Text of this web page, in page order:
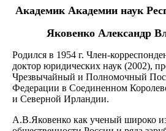
Академик Академии наук
Яковенко Александр
Родился в 1954 г. Член-
доктор юридических наук (2002),
Чрезвычайный и Полномочный
Федерации в Соединенном
и Северной Ирландии.
А.В.Яковенко как ученый широко